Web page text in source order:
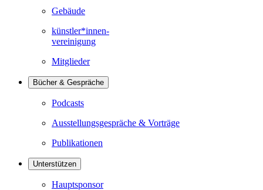
Gebäude
künstler*innen-
vereinigung
Mitglieder
Bücher & Gespräche
Podcasts
Ausstellungsgespräche & Vorträge
Publikationen
Unterstützen
Hauptsponsor